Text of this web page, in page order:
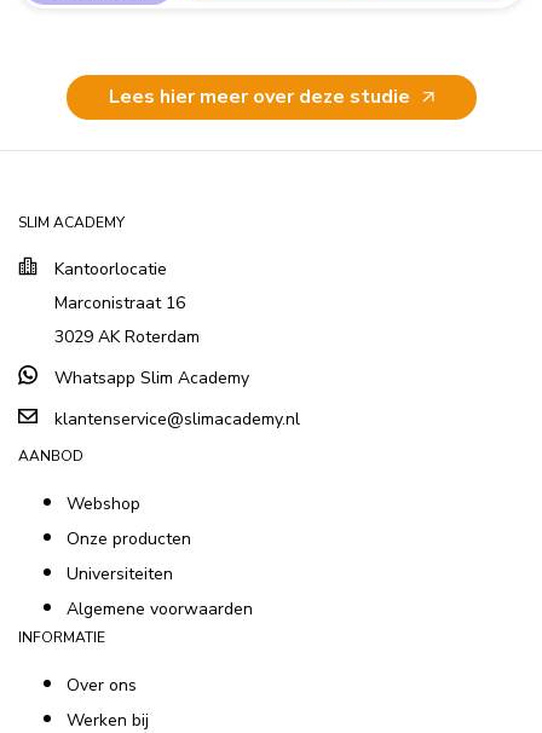
Lees hier meer over deze studie
SLIM ACADEMY
Kantoorlocatie
Marconistraat 16
3029 AK Roterdam
Whatsapp Slim Academy
klantenservice@slimacademy.nl
AANBOD
Webshop
Onze producten
Universiteiten
Algemene voorwaarden
INFORMATIE
Over ons
Werken bij